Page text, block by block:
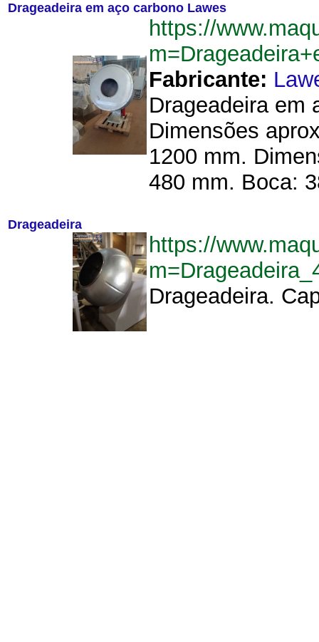
Drageadeira em aço carbono Lawes
https://
Fabricante:
Drageadeira em
Dimensões
1200 mm.
480 mm. Boca:
Drageadeira
https://
Drageadeira.